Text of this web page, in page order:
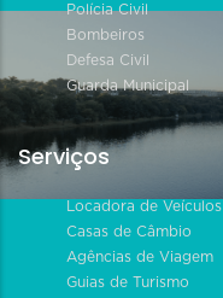
Polícia Civil
Bombeiros
Defesa Civil
Guarda Municipal
Serviços
Locadora de Veículos
Casas de Câmbio
Agências de Viagem
Guias de Turismo